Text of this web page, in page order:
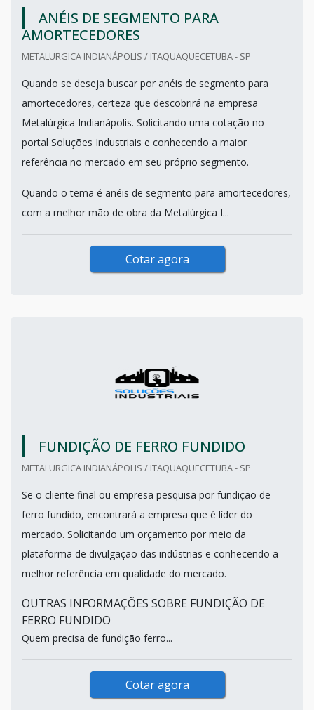
ANÉIS DE SEGMENTO PARA
AMORTECEDORES
METALURGICA INDIANÁPOLIS / ITAQUAQUECETUBA - SP
Quando se deseja buscar por anéis de segmento para
amortecedores, certeza que descobrirá na empresa
Metalúrgica Indianápolis. Solicitando uma cotação no
portal Soluções Industriais e conhecendo a maior
referência no mercado em seu próprio segmento.
Quando o tema é anéis de segmento para amortecedores,
com a melhor mão de obra da Metalúrgica I...
Cotar agora
FUNDIÇÃO DE FERRO FUNDIDO
METALURGICA INDIANÁPOLIS / ITAQUAQUECETUBA - SP
Se o cliente final ou empresa pesquisa por fundição de
ferro fundido, encontrará a empresa que é líder do
mercado. Solicitando um orçamento por meio da
plataforma de divulgação das indústrias e conhecendo a
melhor referência em qualidade do mercado.
OUTRAS INFORMAÇÕES SOBRE FUNDIÇÃO DE
FERRO FUNDIDO
Quem precisa de fundição ferro...
Cotar agora